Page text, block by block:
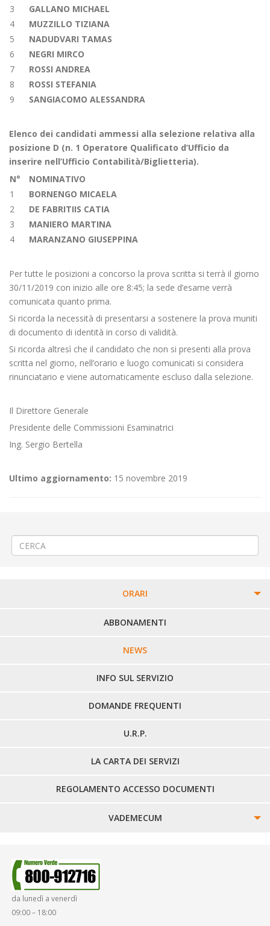
3
GALLANO MICHAEL
4
MUZZILLO TIZIANA
5
NADUDVARI TAMAS
6
NEGRI MIRCO
7
ROSSI ANDREA
8
ROSSI STEFANIA
9
SANGIACOMO ALESSANDRA
Elenco dei candidati ammessi alla selezione relativa alla
posizione D (n. 1 Operatore Qualificato d’Ufficio da
inserire nell’Ufficio Contabilità/Biglietteria).
N°
NOMINATIVO
1
BORNENGO MICAELA
2
DE FABRITIIS CATIA
3
MANIERO MARTINA
4
MARANZANO GIUSEPPINA
Per tutte le posizioni a concorso la prova scritta si terrà il giorno
30/11/2019 con inizio alle ore 8:45; la sede d’esame verrà
comunicata quanto prima.
Si ricorda la necessità di presentarsi a sostenere la prova muniti
di documento di identità in corso di validità.
Si ricorda altresì che il candidato che non si presenti alla prova
scritta nel giorno, nell’orario e luogo comunicati si considera
rinunciatario e viene automaticamente escluso dalla selezione.
Il Direttore Generale
Presidente delle Commissioni Esaminatrici
Ing. Sergio Bertella
Ultimo aggiornamento: 15 novembre 2019
ORARI
PERCORSI URBANI IN BIELLA
LINEE URBANE VERCELLI
LINEE EXTRAURBANE
ABBONAMENTI
NEWS
INFO SUL SERVIZIO
DOMANDE FREQUENTI
U.R.P.
LA CARTA DEI SERVIZI
REGOLAMENTO ACCESSO DOCUMENTI
VADEMECUM
SMARRIMENTO OGGETTI
da lunedì a venerdì
09:00 – 18:00